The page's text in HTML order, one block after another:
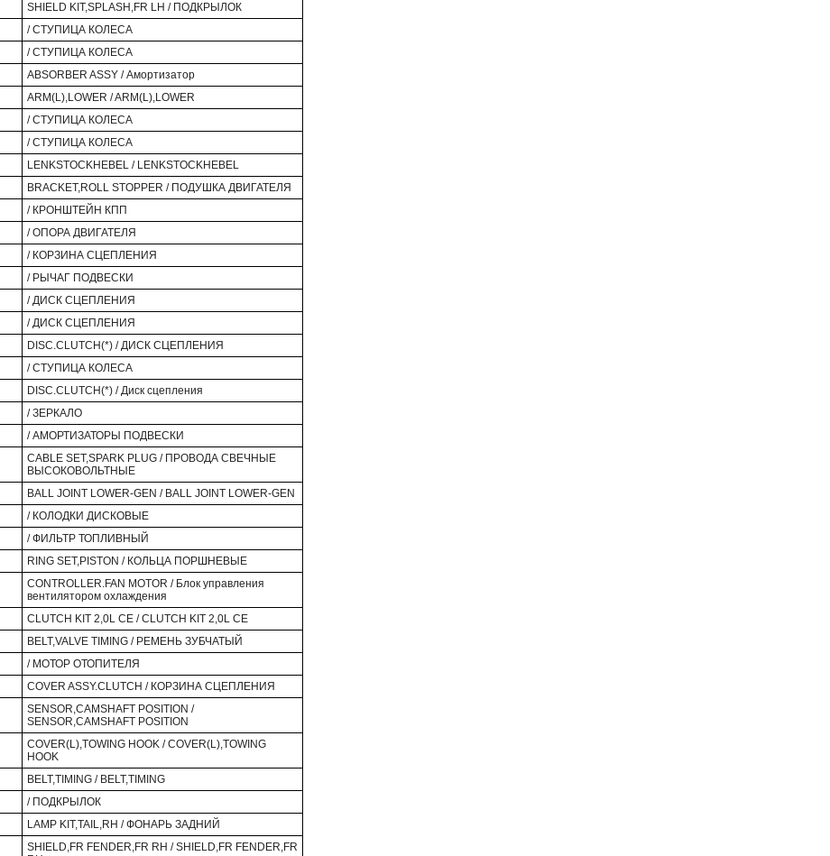
SHIELD KIT,SPLASH,FR LH / ПОДКРЫЛОК
/ СТУПИЦА КОЛЕСА
/ СТУПИЦА КОЛЕСА
ABSORBER ASSY / Амортизатор
ARM(L),LOWER / ARM(L),LOWER
/ СТУПИЦА КОЛЕСА
/ СТУПИЦА КОЛЕСА
LENKSTOCKHEBEL / LENKSTOCKHEBEL
BRACKET,ROLL STOPPER / ПОДУШКА ДВИГАТЕЛЯ
/ КРОНШТЕЙН КПП
/ ОПОРА ДВИГАТЕЛЯ
/ КОРЗИНА СЦЕПЛЕНИЯ
/ РЫЧАГ ПОДВЕСКИ
/ ДИСК СЦЕПЛЕНИЯ
/ ДИСК СЦЕПЛЕНИЯ
DISC.CLUTCH(*) / ДИСК СЦЕПЛЕНИЯ
/ СТУПИЦА КОЛЕСА
DISC.CLUTCH(*) / Диск сцепления
/ ЗЕРКАЛО
/ АМОРТИЗАТОРЫ ПОДВЕСКИ
CABLE SET,SPARK PLUG / ПРОВОДА СВЕЧНЫЕ
ВЫСОКОВОЛЬТНЫЕ
BALL JOINT LOWER-GEN / BALL JOINT LOWER-GEN
/ КОЛОДКИ ДИСКОВЫЕ
/ ФИЛЬТР ТОПЛИВНЫЙ
RING SET,PISTON / КОЛЬЦА ПОРШНЕВЫЕ
CONTROLLER.FAN MOTOR / Блок управления
вентилятором охлаждения
CLUTCH KIT 2,0L CE / CLUTCH KIT 2,0L CE
BELT,VALVE TIMING / РЕМЕНЬ ЗУБЧАТЫЙ
/ МОТОР ОТОПИТЕЛЯ
COVER ASSY.CLUTCH / КОРЗИНА СЦЕПЛЕНИЯ
SENSOR,CAMSHAFT POSITION /
SENSOR,CAMSHAFT POSITION
COVER(L),TOWING HOOK / COVER(L),TOWING
HOOK
BELT,TIMING / BELT,TIMING
/ ПОДКРЫЛОК
LAMP KIT,TAIL,RH / ФОНАРЬ ЗАДНИЙ
SHIELD,FR FENDER,FR RH / SHIELD,FR FENDER,FR